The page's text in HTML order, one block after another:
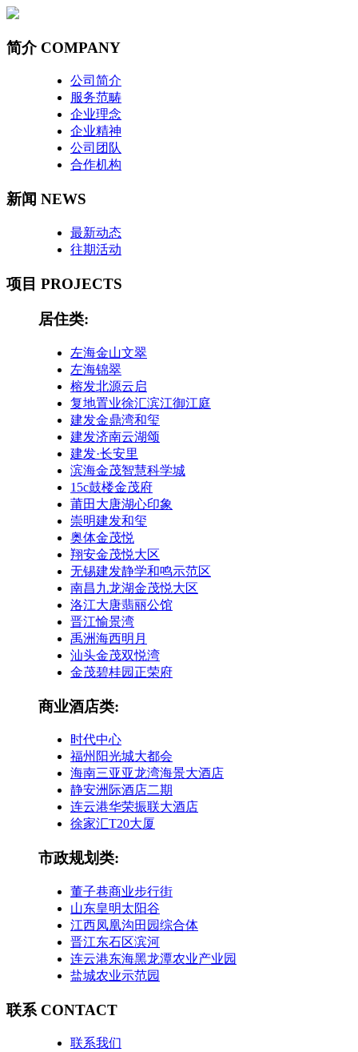
简介 COMPANY
公司简介
服务范畴
企业理念
企业精神
公司团队
合作机构
新闻 NEWS
最新动态
往期活动
项目 PROJECTS
居住类:
左海金山文翠
左海锦翠
榕发北源云启
复地置业徐汇滨江御江庭
建发金鼎湾和玺
建发济南云湖颂
建发·长安里
滨海金茂智慧科学城
15c鼓楼金茂府
莆田大唐湖心印象
崇明建发和玺
奥体金茂悦
翔安金茂悦大区
无锡建发静学和鸣示范区
南昌九龙湖金茂悦大区
洛江大唐翡丽公馆
晋江愉景湾
禹洲海西明月
汕头金茂双悦湾
金茂碧桂园正荣府
商业酒店类:
时代中心
福州阳光城大都会
海南三亚亚龙湾海景大酒店
静安洲际酒店二期
连云港华荣振联大酒店
徐家汇T20大厦
市政规划类:
董子巷商业步行街
山东皇明太阳谷
江西凤凰沟田园综合体
晋江东石区滨河
连云港东海黑龙潭农业产业园
盐城农业示范园
联系 CONTACT
联系我们